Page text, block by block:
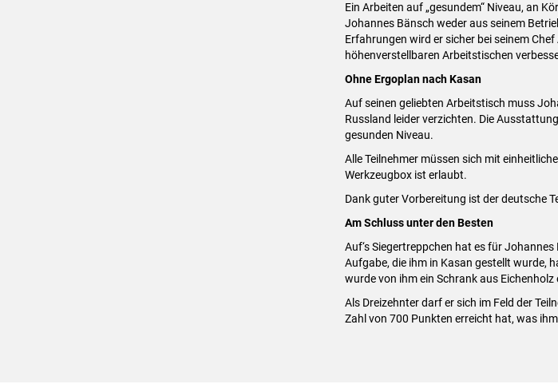
Ein Arbeiten auf „gesundem“ Niveau, an
Johannes Bänsch weder aus seinem
Erfahrungen wird er sicher bei seinem
höhenverstellbaren Arbeitstischen
Ohne Ergoplan nach Kasan
Auf seinen geliebten Arbeitstisch muss
Russland leider verzichten. Die
gesunden Niveau.
Alle Teilnehmer müssen sich mit
Werkzeugbox ist erlaubt.
Dank guter Vorbereitung ist der deutsche
Am Schluss unter den Besten
Auf‘s Siegertreppchen hat es für
Aufgabe, die ihm in Kasan gestellt wurde,
wurde von ihm ein Schrank aus
Als Dreizehnter darf er sich im Feld der
Zahl von 700 Punkten erreicht hat, was